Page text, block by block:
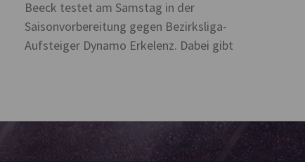
Beeck testet am Samstag in der
Saisonvorbereitung gegen Bezirksliga-
Aufsteiger Dynamo Erkelenz. Dabei gibt